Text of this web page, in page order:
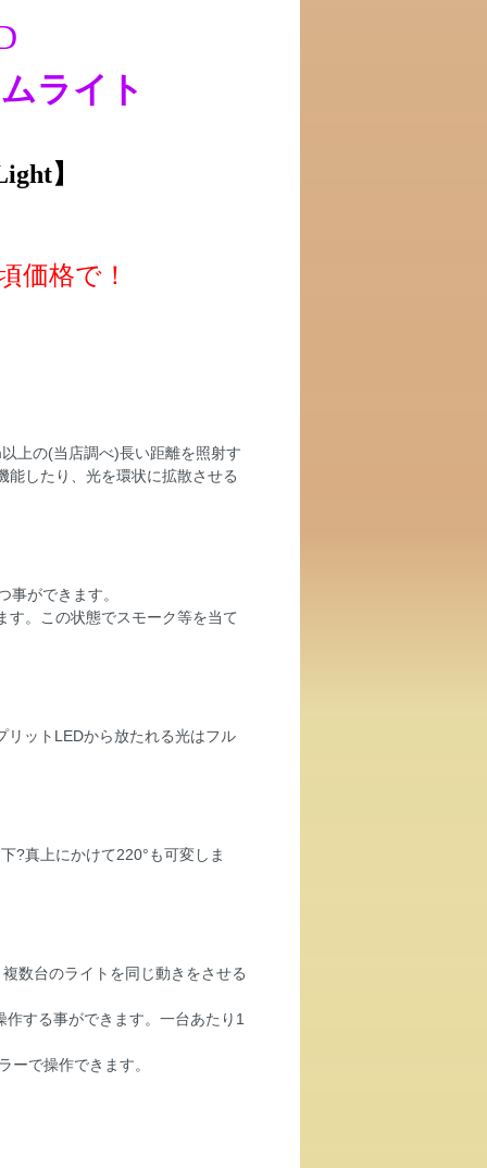
ライト
】
価格で！
上の(当店調べ)長い距離を照射す
能したり、光を環状に拡散させる
ができます。
す。この状態でスモーク等を当て
リットLEDから放たれる光はフル
?真上にかけて220°も可変しま
数台のライトを同じ動きをさせる
する事ができます。一台あたり1
ーで操作できます。